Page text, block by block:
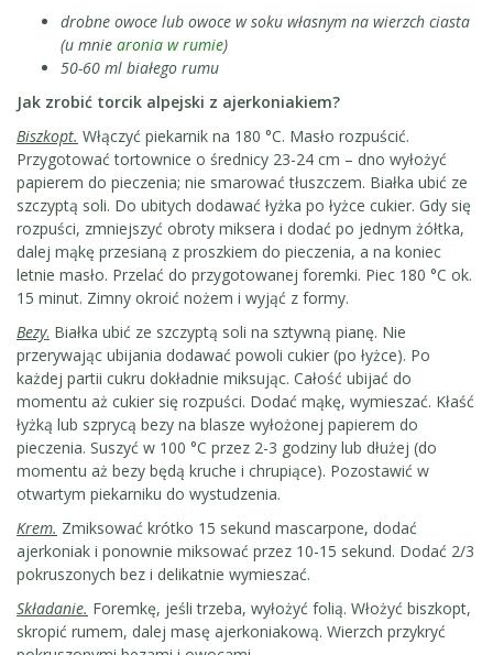
drobne owoce lub owoce w soku własnym na wierzch ciasta
(u mnie aronia w rumie)
50-60 ml białego rumu
Jak zrobić torcik alpejski z ajerkoniakiem?
Biszkopt. Włączyć piekarnik na 180 °C. Masło rozpuścić.
Przygotować tortownice o średnicy 23-24 cm – dno wyłożyć
papierem do pieczenia; nie smarować tłuszczem. Białka ubić ze
szczyptą soli. Do ubitych dodawać łyżka po łyżce cukier. Gdy się
rozpuści, zmniejszyć obroty miksera i dodać po jednym żółtka,
dalej mąkę przesianą z proszkiem do pieczenia, a na koniec
letnie masło. Przelać do przygotowanej foremki. Piec 180 °C ok.
15 minut. Zimny okroić nożem i wyjąć z formy.
Bezy. Białka ubić ze szczyptą soli na sztywną pianę. Nie
przerywając ubijania dodawać powoli cukier (po łyżce). Po
każdej partii cukru dokładnie miksując. Całość ubijać do
momentu aż cukier się rozpuści. Dodać mąkę, wymieszać. Kłaść
łyżką lub szprycą bezy na blasze wyłożonej papierem do
pieczenia. Suszyć w 100 °C przez 2-3 godziny lub dłużej (do
momentu aż bezy będą kruche i chrupiące). Pozostawić w
otwartym piekarniku do wystudzenia.
Krem. Zmiksować krótko 15 sekund mascarpone, dodać
ajerkoniak i ponownie miksować przez 10-15 sekund. Dodać 2/3
pokruszonych bez i delikatnie wymieszać.
Składanie. Foremkę, jeśli trzeba, wyłożyć folią. Włożyć biszkopt,
skropić rumem, dalej masę ajerkoniakową. Wierzch przykryć